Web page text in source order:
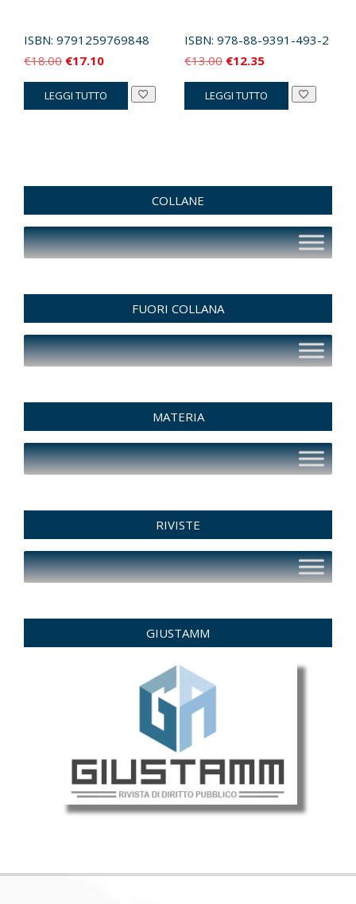
ISBN: 9791259769848
€18.00 Il
prezzo
originale
€17.10Il
prezzo
attuale
LEGGI TUTTO
ISBN: 978-88-9391-493-2
€13.00 Il
prezzo
originale
€12.35Il
prezzo
attuale
LEGGI TUTTO
COLLANE
FUORI COLLANA
MATERIA
RIVISTE
GIUSTAMM